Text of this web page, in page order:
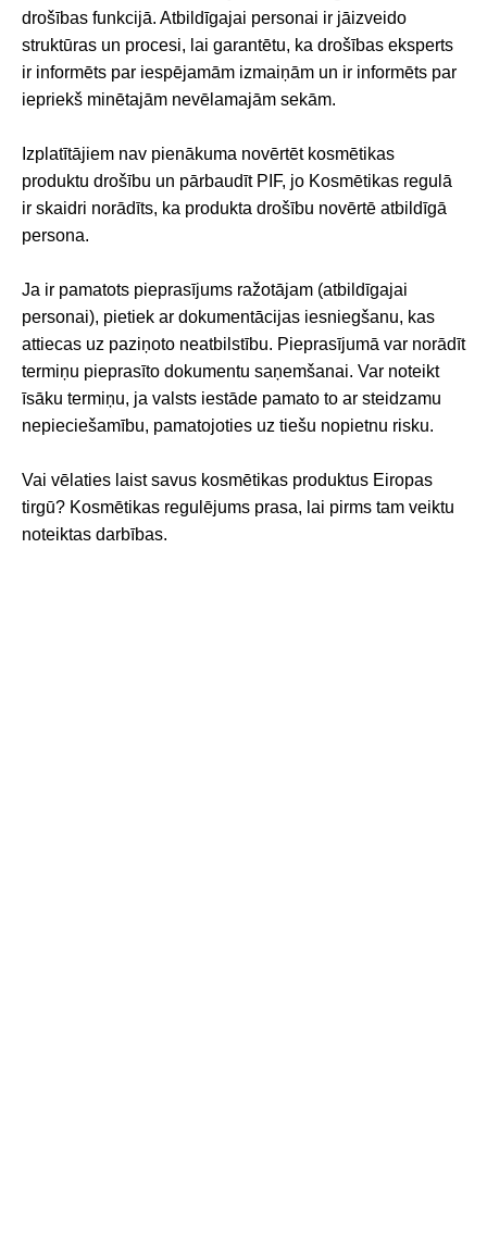
drošības funkcijā. Atbildīgajai personai ir jāizveido
struktūras un procesi, lai garantētu, ka drošības eksperts
ir informēts par iespējamām izmaiņām un ir informēts par
iepriekš minētajām nevēlamajām sekām.
Izplatītājiem nav pienākuma novērtēt kosmētikas
produktu drošību un pārbaudīt PIF, jo Kosmētikas regulā
ir skaidri norādīts, ka produkta drošību novērtē atbildīgā
persona.
Ja ir pamatots pieprasījums ražotājam (atbildīgajai
personai), pietiek ar dokumentācijas iesniegšanu, kas
attiecas uz paziņoto neatbilstību. Pieprasījumā var norādīt
termiņu pieprasīto dokumentu saņemšanai. Var noteikt
īsāku termiņu, ja valsts iestāde pamato to ar steidzamu
nepieciešamību, pamatojoties uz tiešu nopietnu risku.
Vai vēlaties laist savus kosmētikas produktus Eiropas
tirgū? Kosmētikas regulējums prasa, lai pirms tam veiktu
noteiktas darbības.